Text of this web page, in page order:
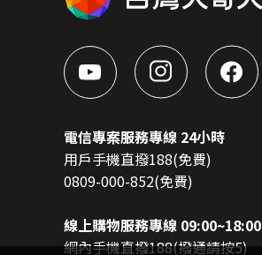
電信專案服務專線 24小時
用戶手機直撥188(免費)
0809-000-852(免費)
線上購物服務專線 09:00~18:00
網內手機直撥188(撥通請按5)